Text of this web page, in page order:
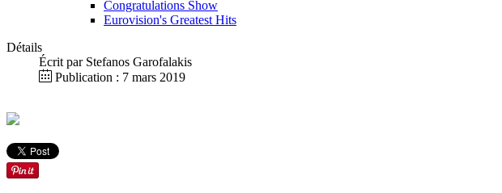
Congratulations Show
Eurovision's Greatest Hits
Détails
Écrit par Stefanos Garofalakis
Publication : 7 mars 2019